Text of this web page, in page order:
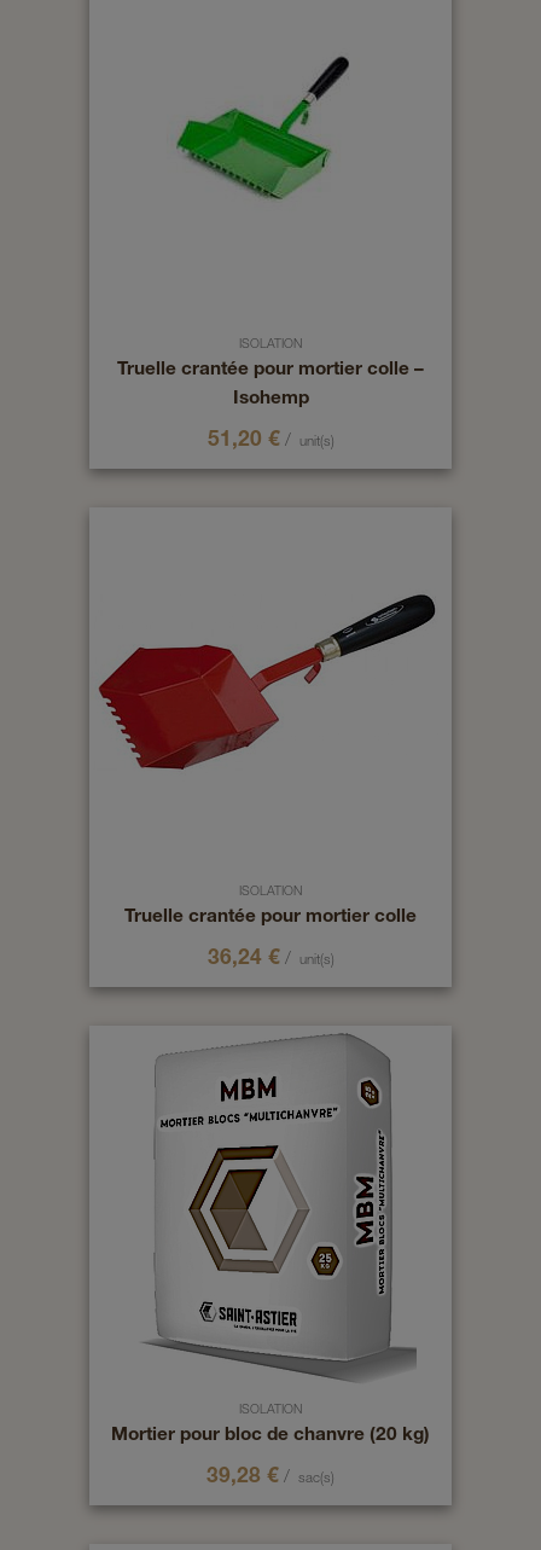
ISOLATION
Truelle crantée pour mortier colle –
Isohemp
51,20 €/ unit(s)
ISOLATION
Truelle crantée pour mortier colle
36,24€/ unit(s)
ISOLATION
Mortier pour bloc de chanvre (20 kg)
39,28 € / sac(s)